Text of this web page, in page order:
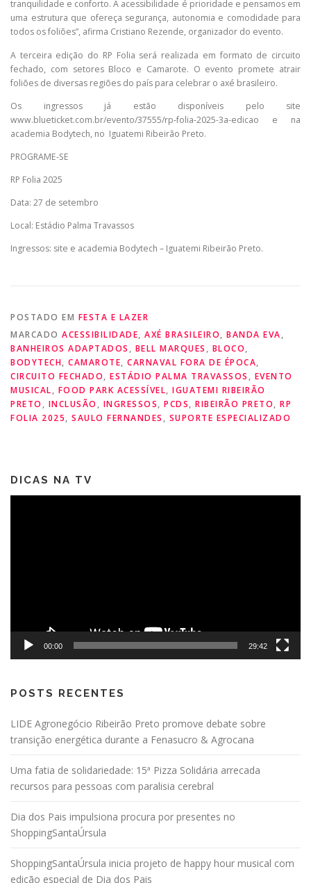
tranquilidade e conforto. A acessibilidade é prioridade e pensamos em
uma estrutura que ofereça segurança, autonomia e comodidade para
todos os foliões”, afirma Cristiano Rezende, organizador do evento.
A terceira edição do RP Folia será realizada em formato de circuito
fechado, com setores Bloco e Camarote. O evento promete atrair
foliões de diversas regiões do país para celebrar o axé brasileiro.
Os ingressos já estão disponíveis pelo site
www.blueticket.com.br/evento/37555/rp-folia-2025-3a-edicao e na
academia Bodytech, no Iguatemi Ribeirão Preto.
PROGRAME-SE
RP Folia 2025
Data: 27 de setembro
Local: Estádio Palma Travassos
Ingressos: site e academia Bodytech – Iguatemi Ribeirão Preto.
POSTADO EM FESTA E LAZER
MARCADO ACESSIBILIDADE, AXÉ BRASILEIRO, BANDA EVA,
BANHEIROS ADAPTADOS , BELL MARQUES , BLOCO,
BODYTECH, CAMAROTE, CARNAVAL FORA DE ÉPOCA,
CIRCUITO FECHADO, ESTÁDIO PALMA TRAVASSOS , EVENTO
MUSICAL, FOOD PARK ACESSÍVEL, IGUATEMI RIBEIRÃO
PRETO , INCLUSÃO , INGRESSOS, PCDS, RIBEIRÃO PRETO, RP
FOLIA 2025, SAULO FERNANDES , SUPORTE ESPECIALIZADO
DICAS NA TV
00:00 29:42
POSTS RECENTES
LIDE Agronegócio Ribeirão Preto promove debate sobre
transição energética durante a Fenasucro & Agrocana
Uma fatia de solidariedade: 15ª Pizza Solidária arrecada
recursos para pessoas com paralisia cerebral
Dia dos Pais impulsiona procura por presentes no
ShoppingSantaÚrsula
ShoppingSantaÚrsula inicia projeto de happy hour musical com
edição especial de Dia dos Pais